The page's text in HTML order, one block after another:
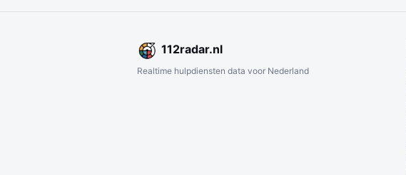
112radar.nl
Realtime hulpdiensten data voor Nederland